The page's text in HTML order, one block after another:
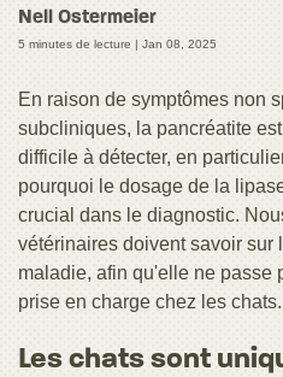
Nell Ostermeier
5 minutes de lecture | Jan 08, 2025
En raison de symptômes non
subcliniques, la pancréatite
difficile à détecter, en
pourquoi le dosage de la
crucial dans le diagnostic.
vétérinaires doivent savoir sur
maladie, afin qu'elle ne passe
prise en charge chez les chats.
Les chats sont